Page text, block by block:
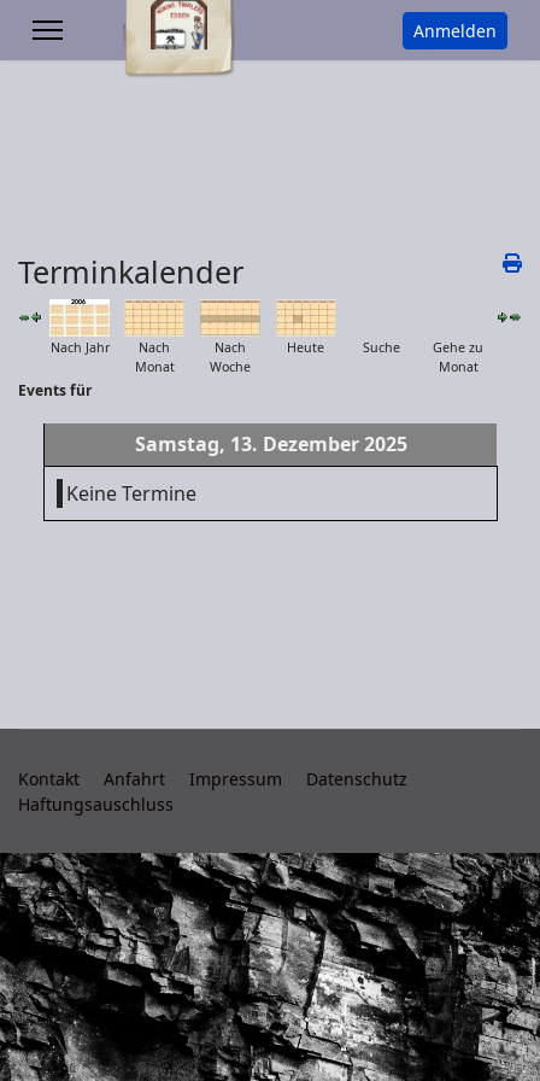
Anmelden
Terminkalender
Nach Jahr
Nach
Monat
Nach
Woche
Heute Suche
Gehe zu
Monat
Events für
Samstag, 13. Dezember 2025
Keine Termine
Kontakt Anfahrt Impressum
Datenschutz
Haftungsauschluss